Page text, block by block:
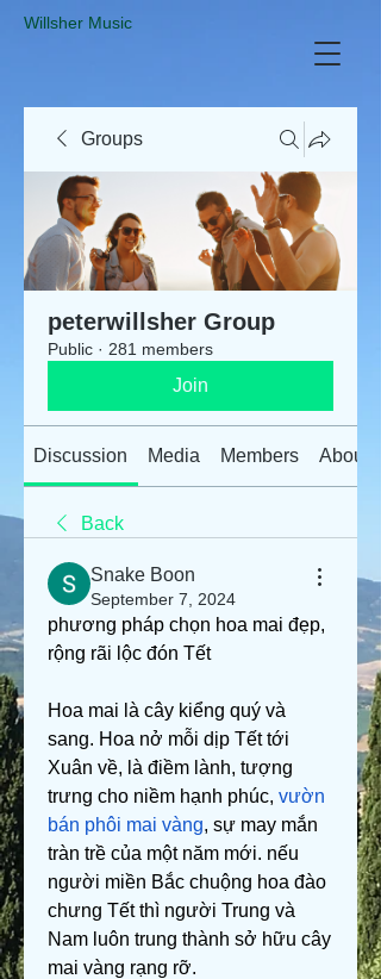
​Willsher Music
Groups
peterwillsher Group
Public · 281 members
Join
Discussion Media Members About
Back
Snake Boon
September 7, 2024
phương pháp chọn hoa mai đẹp,
rộng rãi lộc đón Tết
Hoa mai là cây kiểng quý và
sang. Hoa nở mỗi dịp Tết tới
Xuân về, là điềm lành, tượng
trưng cho niềm hạnh phúc, vườn
bán phôi mai vàng, sự may mắn
tràn trề của một năm mới. nếu
người miền Bắc chuộng hoa đào
chưng Tết thì người Trung và
Nam luôn trung thành sở hữu cây
mai vàng rạng rỡ.